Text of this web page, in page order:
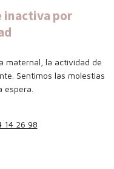
inactiva por
maternal, la actividad de
Sentimos las molestias
espera.
14 26 98